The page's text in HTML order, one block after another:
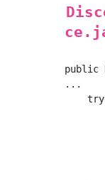
public
...